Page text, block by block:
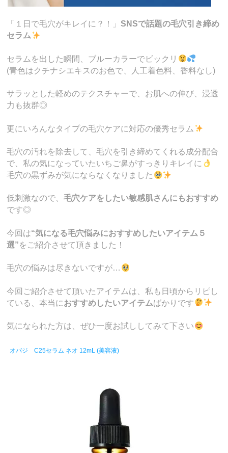
「１日で毛穴がキレイに？！」SNSで話題の毛穴引き締め
セラム
セラムを出した瞬間、ブルーカラーでビックリ
(青色はクチナシエキスのお色で、人工着色料、香料なし)
サラッとした軽めのテクスチャーで、お肌への伸び、浸透
力も抜群◎
更にいろんなタイプの毛穴ケアに対応の優秀セラム
毛穴の汚れを除去して、毛穴を引き締めてくれる成分配合
で、私の気になっていたいちご鼻がすっきりキレイに
毛穴の黒ずみが気にならなくなりました
低刺激なので、毛穴ケアをしたい敏感肌さんにもおすすめ
です◎
今回は“気になる毛穴悩みにおすすめしたいアイテム５
選”をご紹介させて頂きました！
毛穴の悩みは尽きないですが…
今回ご紹介させて頂いたアイテムは、私も日頃からリピし
ている、本当におすすめしたいアイテムばかりです
気になられた方は、ぜひ一度お試ししてみて下さい
オバジ C25セラム ネオ 12mL (美容液)